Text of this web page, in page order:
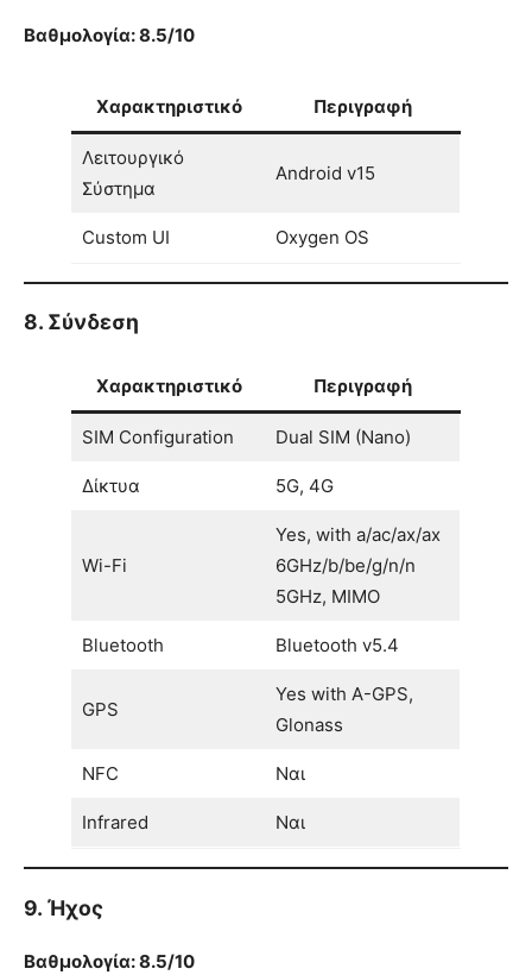
Βαθμολογία: 8.5/10
Χαρακτηριστικό Περιγραφή
Λειτουργικό
Σύστημα
Android v15
Custom UI Oxygen OS
8. Σύνδεση
Χαρακτηριστικό Περιγραφή
SIM Configuration Dual SIM (Nano)
Δίκτυα 5G, 4G
Wi-Fi
Yes, with a/ac/ax/ax
6GHz/b/be/g/n/n
5GHz, MIMO
Bluetooth Bluetooth v5.4
GPS
Yes with A-GPS,
Glonass
NFC Ναι
Infrared Ναι
9. Ήχος
Βαθμολογία: 8.5/10